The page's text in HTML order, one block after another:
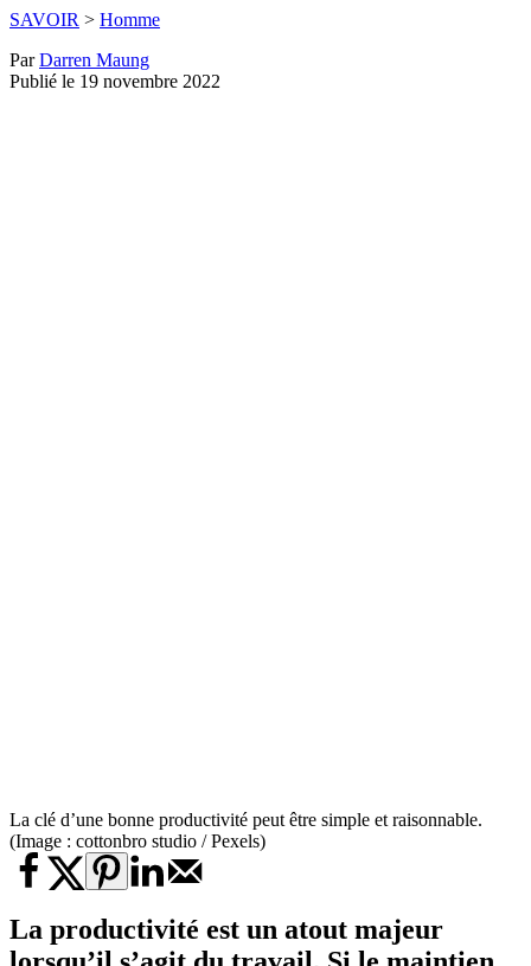
SAVOIR > Homme
ParDarren Maung
Publié le 19 novembre 2022
La clé d’une bonne productivité peut être simple et raisonnable.
(Image : cottonbro studio / Pexels)
La productivité est un atout majeur